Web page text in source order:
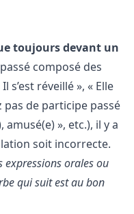
toujours devant un
composé des
réveillé », « Elle
pas de participe passé
», etc.), il y a
soit incorrecte.
orales ou
qui suit est au bon